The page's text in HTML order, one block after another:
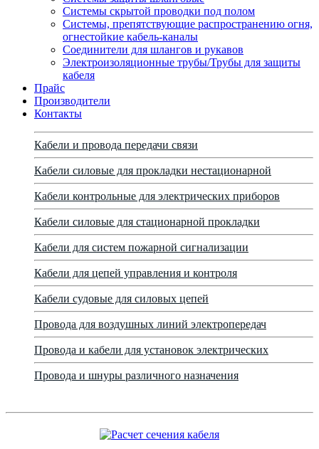
Системы скрытой проводки под полом
Системы, препятствующие распространению огня,
огнестойкие кабель-каналы
Соединители для шлангов и рукавов
Электроизоляционные трубы/Трубы для защиты
кабеля
Прайс
Производители
Контакты
Кабели и провода передачи связи
Кабели силовые для прокладки нестационарной
Кабели контрольные для электрических приборов
Кабели силовые для стационарной прокладки
Кабели для систем пожарной сигнализации
Кабели для цепей управления и контроля
Кабели судовые для силовых цепей
Провода для воздушных линий электропередач
Провода и кабели для установок электрических
Провода и шнуры различного назначения